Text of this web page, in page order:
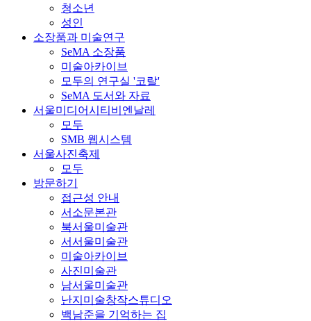
청소년
성인
소장품과 미술연구
SeMA 소장품
미술아카이브
모두의 연구실 '코랄'
SeMA 도서와 자료
서울미디어시티비엔날레
모두
SMB 웹시스템
서울사진축제
모두
방문하기
접근성 안내
서소문본관
북서울미술관
서서울미술관
미술아카이브
사진미술관
남서울미술관
난지미술창작스튜디오
백남준을 기억하는 집